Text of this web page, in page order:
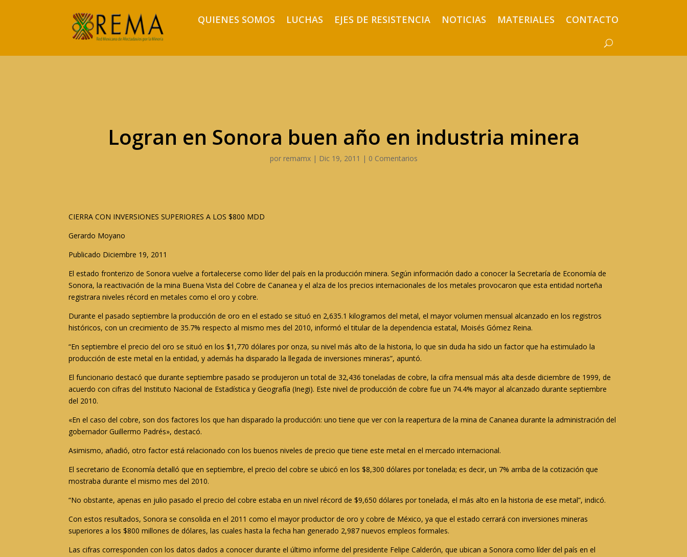
QUIENES SOMOS LUCHAS EJES DE RESISTENCIA NOTICIAS MATERIALES CONTACTO
Logran en Sonora buen año en industria minera
por remamx| Dic 19, 2011 | 0 Comentarios
CIERRA CON INVERSIONES SUPERIORES A LOS $800 MDD
Gerardo Moyano
Publicado Diciembre 19, 2011
El estado fronterizo de Sonora vuelve a fortalecerse como líder del país en la producción minera. Según información dado a conocer la Secretaría de Economía de
Sonora, la reactivación de la mina Buena Vista del Cobre de Cananea y el alza de los precios internacionales de los metales provocaron que esta entidad norteña
registrara niveles récord en metales como el oro y cobre.
Durante el pasado septiembre la producción de oro en el estado se situó en 2,635.1 kilogramos del metal, el mayor volumen mensual alcanzado en los registros
históricos, con un crecimiento de 35.7% respecto al mismo mes del 2010, informó el titular de la dependencia estatal, Moisés Gómez Reina.
“En septiembre el precio del oro se situó en los $1,770 dólares por onza, su nivel más alto de la historia, lo que sin duda ha sido un factor que ha estimulado la
producción de este metal en la entidad, y además ha disparado la llegada de inversiones mineras”, apuntó.
El funcionario destacó que durante septiembre pasado se produjeron un total de 32,436 toneladas de cobre, la cifra mensual más alta desde diciembre de 1999, de
acuerdo con cifras del Instituto Nacional de Estadística y Geografía (Inegi). Este nivel de producción de cobre fue un 74.4% mayor al alcanzado durante septiembre
del 2010.
«En el caso del cobre, son dos factores los que han disparado la producción: uno tiene que ver con la reapertura de la mina de Cananea durante la administración del
gobernador Guillermo Padrés», destacó.
Asimismo, añadió, otro factor está relacionado con los buenos niveles de precio que tiene este metal en el mercado internacional.
El secretario de Economía detalló que en septiembre, el precio del cobre se ubicó en los $8,300 dólares por tonelada; es decir, un 7% arriba de la cotización que
mostraba durante el mismo mes del 2010.
“No obstante, apenas en julio pasado el precio del cobre estaba en un nivel récord de $9,650 dólares por tonelada, el más alto en la historia de ese metal”, indicó.
Con estos resultados, Sonora se consolida en el 2011 como el mayor productor de oro y cobre de México, ya que el estado cerrará con inversiones mineras
superiores a los $800 millones de dólares, las cuales hasta la fecha han generado 2,987 nuevos empleos formales.
Las cifras corresponden con los datos dados a conocer durante el último informe del presidente Felipe Calderón, que ubican a Sonora como líder del país en el